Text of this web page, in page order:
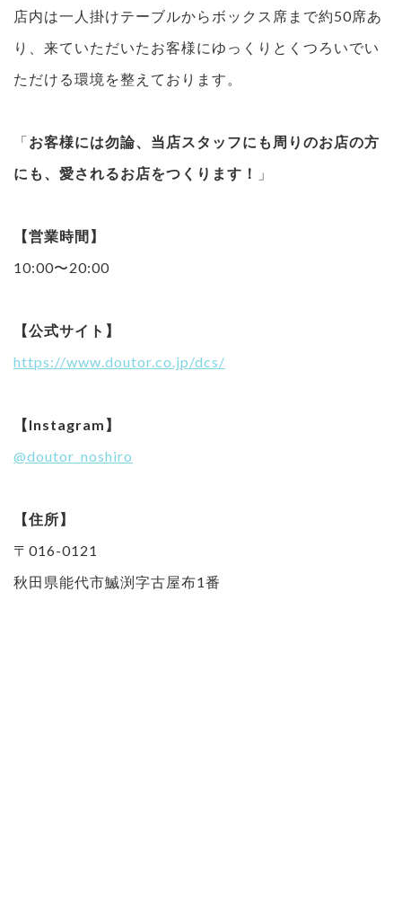
店内は一人掛けテーブルからボックス席まで約50席あ
り、来ていただいたお客様にゆっくりとくつろいでい
ただける環境を整えております。
「お客様には勿論、当店スタッフにも周りのお店の方
にも、愛されるお店をつくります！
」
【営業時間】
10:00〜20:00
【公式サイト】
https://www.doutor.co.jp/dcs/
【Instagram】
@doutor_noshiro
【住所】
〒016-0121
秋田県能代市鰄渕字古屋布1番